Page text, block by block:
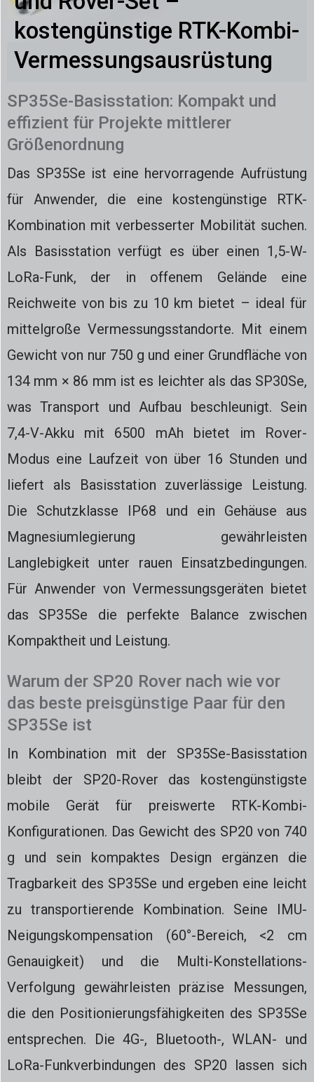
kostengünstige RTK-Kombi-
Vermessungsausrüstung
SP35Se-Basisstation: Kompakt und
effizient für Projekte mittlerer
Größenordnung
Das SP35Se ist eine hervorragende Aufrüstung
für Anwender, die eine kostengünstige RTK-
Kombination mit verbesserter Mobilität suchen.
Als Basisstation verfügt es über einen 1,5-W-
LoRa-Funk, der in offenem Gelände eine
Reichweite von bis zu 10 km bietet – ideal für
mittelgroße Vermessungsstandorte. Mit einem
Gewicht von nur 750 g und einer Grundfläche von
134 mm × 86 mm ist es leichter als das SP30Se,
was Transport und Aufbau beschleunigt. Sein
7,4-V-Akku mit 6500 mAh bietet im Rover-
Modus eine Laufzeit von über 16 Stunden und
liefert als Basisstation zuverlässige Leistung.
Die Schutzklasse IP68 und ein Gehäuse aus
Magnesiumlegierung gewährleisten
Langlebigkeit unter rauen Einsatzbedingungen.
Für Anwender von Vermessungsgeräten bietet
das SP35Se die perfekte Balance zwischen
Kompaktheit und Leistung.
Warum der SP20 Rover nach wie vor
das beste preisgünstige Paar für den
SP35Se ist
In Kombination mit der SP35Se-Basisstation
bleibt der SP20-Rover das kostengünstigste
mobile Gerät für preiswerte RTK-Kombi-
Konfigurationen. Das Gewicht des SP20 von 740
g und sein kompaktes Design ergänzen die
Tragbarkeit des SP35Se und ergeben eine leicht
zu transportierende Kombination. Seine IMU-
Neigungskompensation (60°-Bereich, <2 cm
Genauigkeit) und die Multi-Konstellations-
Verfolgung gewährleisten präzise Messungen,
die den Positionierungsfähigkeiten des SP35Se
entsprechen. Die 4G-, Bluetooth-, WLAN- und
LoRa-Funkverbindungen des SP20 lassen sich